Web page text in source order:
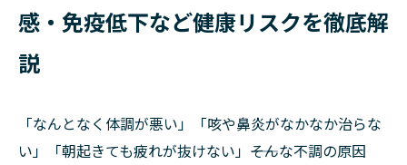
感・免疫低下など健康リスクを徹底解
説
「なんとなく体調が悪い」「咳や鼻炎がなかなか治らな
い」「朝起きても疲れが抜けない」――そんな不調の原因